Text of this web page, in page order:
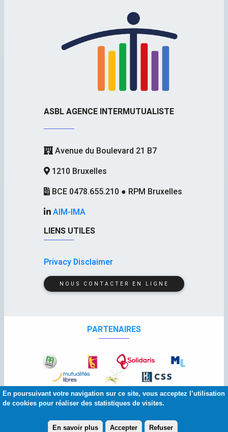
En poursuivant votre navigation sur ce site, vous acceptez l’utilisation
de cookies pour réaliser des statistiques de visites.
En savoir plus Accepter Refuser
ASBL AGENCE INTERMUTUALISTE
Avenue du Boulevard 21 B7
1210 Bruxelles
BCE 0478.655.210 ● RPM Bruxelles
AIM-IMA
LIENS UTILES
Privacy Disclaimer
NOUS CONTACTER EN LIGNE
PARTENAIRES
© 2026 Copyright:AIM-IMA| Squelette et graphisme :
Banlieues asbl